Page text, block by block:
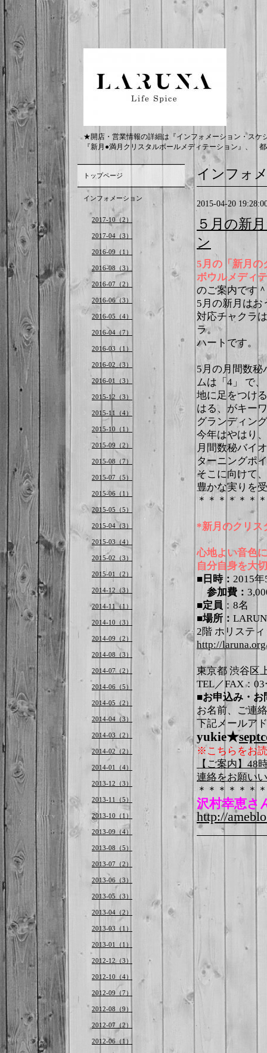
★開店・営業情報の詳細は『インフォメーション・ス
『新月●満月クリスタルボールメディテーション』、
インフォ
2015-04-20
５月の新
ン
5月の「新月の
ボウルメディ
のご案内です
5月の新月はお
対応チャクラ
ラ。
ハートです。
5月の月間数秘
ムは「4」 で、
地に足をつけ
はる、がキー
グランディン
今年はやはり
月間数秘バイ
ターニングポ
そこに向けて
豊かな実りを
＊＊＊＊＊＊
*新月のクリス
心地よい音色
自分自身を大
■日時： 2015
参加費：
■定員 ：8名
■場所：
2階 ホリステ
http://
東京都 渋谷区
TEL／FAX：
■お申込み・お
お名前、ご連
下記メールア
yukie★
※こちらをお
【ご案内】48
連絡をお願い
＊＊＊＊＊＊
沢村幸恵
http://
トップページ
インフォメーション
2017-10（2）
2017-04（3）
2016-09（1）
2016-08（3）
2016-07（2）
2016-06（3）
2016-05（4）
2016-04（7）
2016-03（1）
2016-02（3）
2016-01（3）
2015-12（3）
2015-11（4）
2015-10（1）
2015-09（2）
2015-08（7）
2015-07（5）
2015-06（1）
2015-05（5）
2015-04（3）
2015-03（4）
2015-02（3）
2015-01（2）
2014-12（3）
2014-11（1）
2014-10（3）
2014-09（2）
2014-08（3）
2014-07（2）
2014-06（5）
2014-05（2）
2014-04（3）
2014-03（2）
2014-02（2）
2014-01（4）
2013-12（3）
2013-11（5）
2013-10（1）
2013-09（4）
2013-08（5）
2013-07（2）
2013-06（3）
2013-05（3）
2013-04（2）
2013-03（1）
2013-01（1）
2012-12（3）
2012-10（4）
2012-09（7）
2012-08（9）
2012-07（2）
2012-06（1）